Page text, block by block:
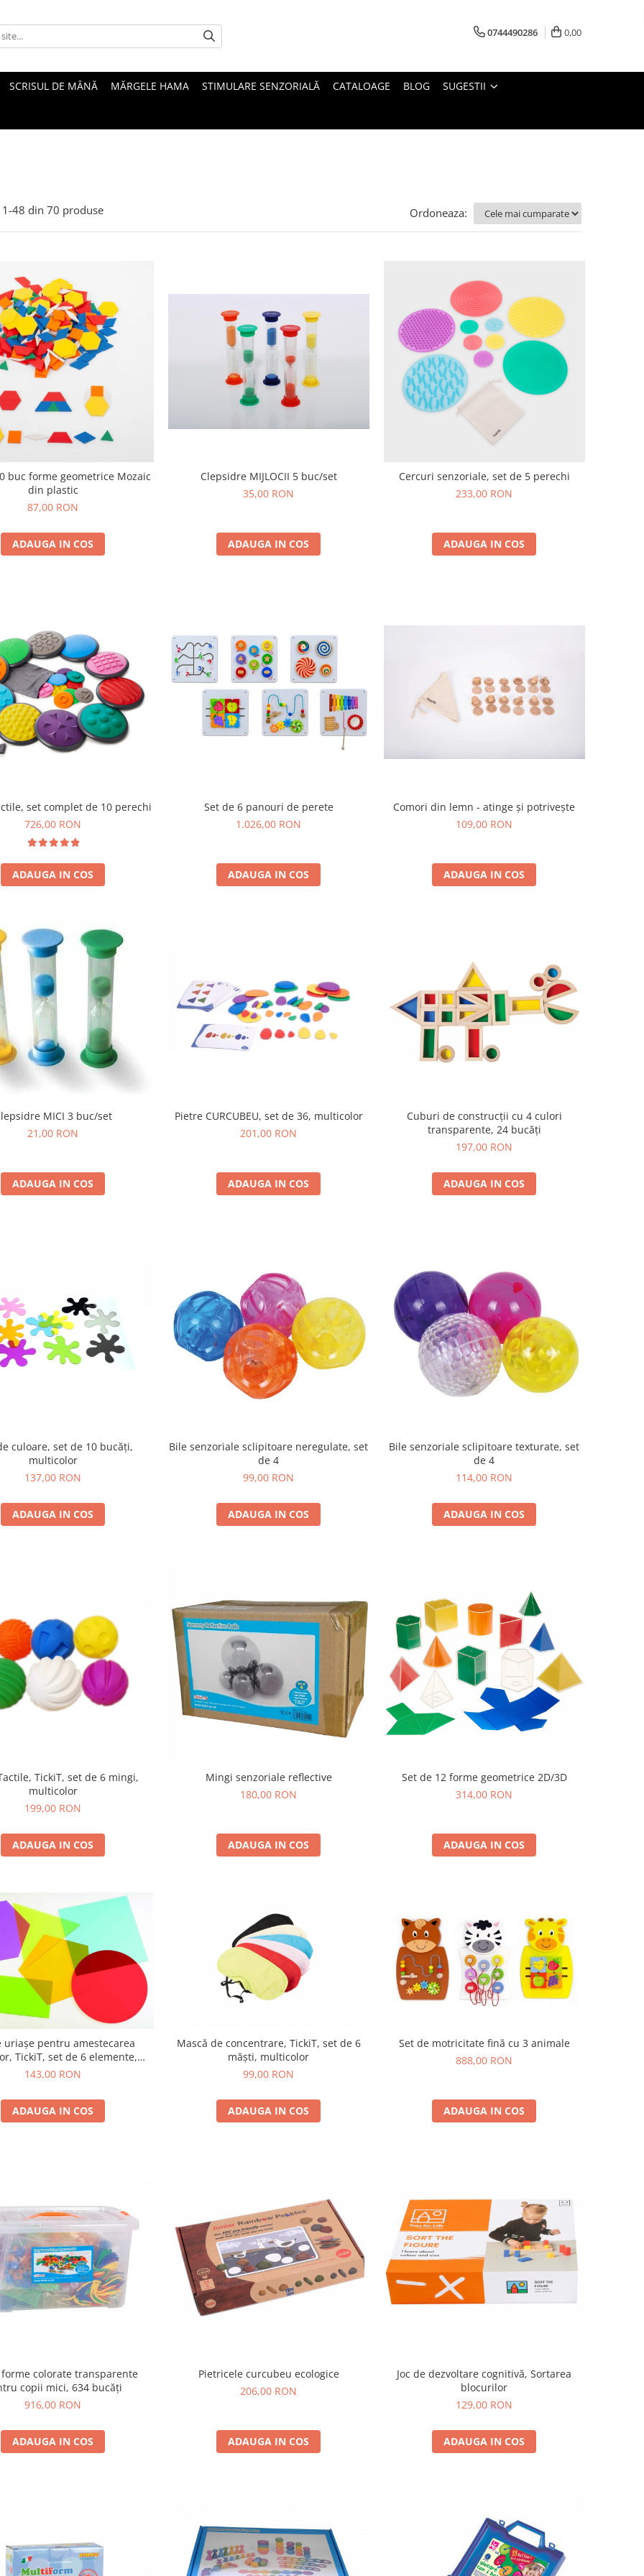
0744490286 0,00
SCRISUL DE MÂNĂ MĂRGELE HAMA STIMULARE SENZORIALĂ CATALOAGE BLOG SUGESTII
1-48 din 70 produse Ordoneaza:
buc forme geometrice Mozaic
din plastic
87,00 RON
ADAUGA IN COS
Clepsidre MIJLOCII 5 buc/set
35,00 RON
ADAUGA IN COS
Cercuri senzoriale, set de 5 perechi
233,00 RON
ADAUGA IN COS
set complet de 10 perechi
726,00 RON
ADAUGA IN COS
Set de 6 panouri de perete
1.026,00 RON
ADAUGA IN COS
Comori din lemn - atinge și potrivește
109,00 RON
ADAUGA IN COS
MICI 3 buc/set
21,00 RON
ADAUGA IN COS
Pietre CURCUBEU, set de 36, multicolor
201,00 RON
ADAUGA IN COS
Cuburi de construcții cu 4 culori
transparente, 24 bucăți
197,00 RON
ADAUGA IN COS
culoare, set de 10 bucăți,
multicolor
137,00 RON
ADAUGA IN COS
Bile senzoriale sclipitoare neregulate, set
de 4
99,00 RON
ADAUGA IN COS
Bile senzoriale sclipitoare texturate, set
de 4
114,00 RON
ADAUGA IN COS
TickiT, set de 6 mingi,
multicolor
199,00 RON
ADAUGA IN COS
Mingi senzoriale reflective
180,00 RON
ADAUGA IN COS
Set de 12 forme geometrice 2D/3D
314,00 RON
ADAUGA IN COS
uriașe pentru amestecarea
TickiT, set de 6 elemente,
multicolor
143,00 RON
ADAUGA IN COS
Mască de concentrare, TickiT, set de 6
măști, multicolor
99,00 RON
ADAUGA IN COS
Set de motricitate fină cu 3 animale
888,00 RON
ADAUGA IN COS
forme colorate transparente
copii mici, 634 bucăți
916,00 RON
ADAUGA IN COS
Pietricele curcubeu ecologice
206,00 RON
ADAUGA IN COS
Joc de dezvoltare cognitivă, Sortarea
blocurilor
129,00 RON
ADAUGA IN COS